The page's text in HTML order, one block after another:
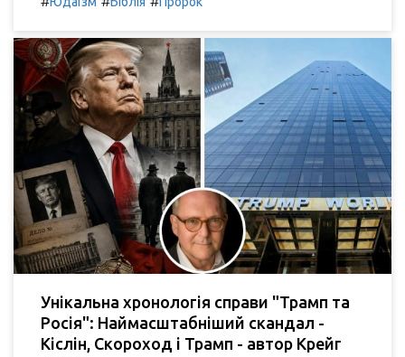
Унікальна хронологія справи "Трамп та
Росія": Наймасштабніший скандал -
Кіслін, Скороход і Трамп - автор Крейг